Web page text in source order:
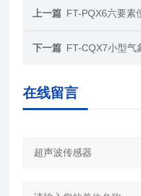
上一篇 FT-PQX6六要素
下一篇 FT-CQX7小型气
在线留言